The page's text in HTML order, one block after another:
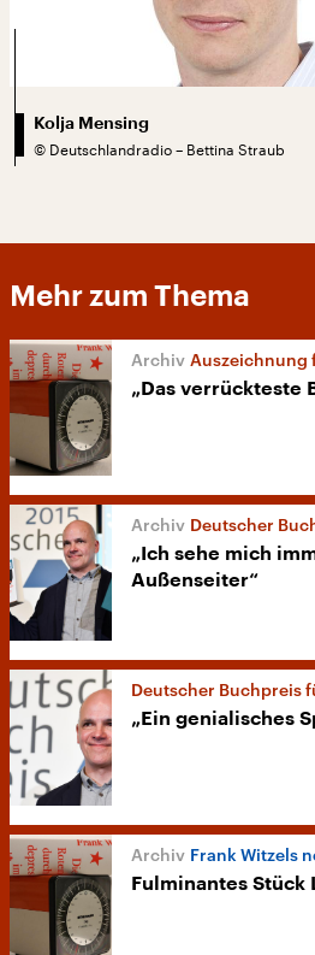
Kolja Mensing
© Deutschlandradio – Bettina Straub
Mehr zum Thema
Auszeichnung
„Das verrückteste
Deutscher
„Ich sehe mich
Außenseiter“
Deutscher Buchpreis
„Ein genialisches
Frank Witzels
Fulminantes Stück